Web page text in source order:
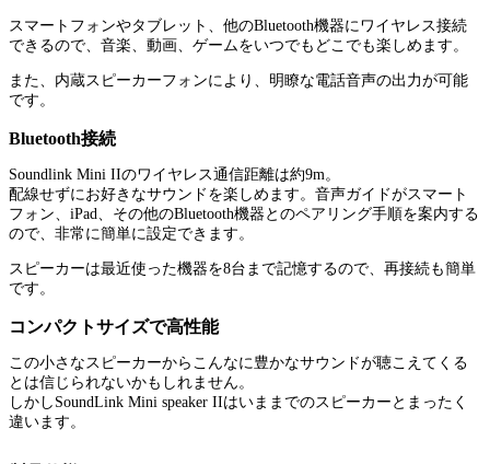
スマートフォンやタブレット、他のBluetooth機器にワイヤレス接続
できるので、音楽、動画、ゲームをいつでもどこでも楽しめます。
また、内蔵スピーカーフォンにより、明瞭な電話音声の出力が可能
です。
Bluetooth接続
Soundlink Mini IIのワイヤレス通信距離は約9m。
配線せずにお好きなサウンドを楽しめます。音声ガイドがスマート
フォン、iPad、その他のBluetooth機器とのペアリング手順を案内する
ので、非常に簡単に設定できます。
スピーカーは最近使った機器を8台まで記憶するので、再接続も簡単
です。
コンパクトサイズで高性能
この小さなスピーカーからこんなに豊かなサウンドが聴こえてくる
とは信じられないかもしれません。
しかしSoundLink Mini speaker IIはいままでのスピーカーとまったく
違います。